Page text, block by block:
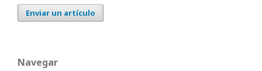
Enviar un artículo
Navegar